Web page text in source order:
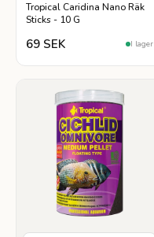
Tropical Caridina Nano Räk
Sticks - 10 G
69 SEK I lager